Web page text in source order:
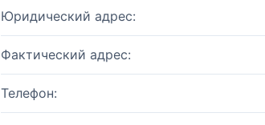
Юридический адрес:
Фактический адрес:
Телефон: